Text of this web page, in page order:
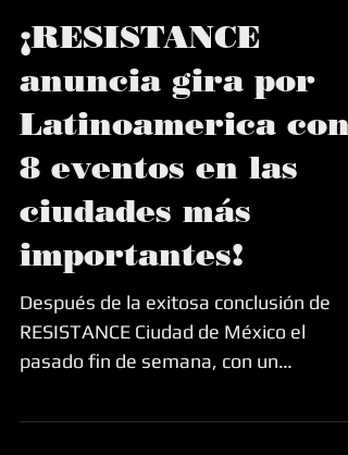
1 jun 2018
¡RESISTANCE
anuncia gira por
Latinoamerica con
8 eventos en las
ciudades más
importantes!
RESISTANCE Ciudad de México el